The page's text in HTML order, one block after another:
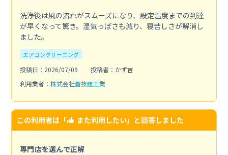
洗浄後は風の流れがスムーズになり、設定温度までの到達
が早くなって驚き。湿気っぽさも減り、寝苦しさが解消し
ました。
エアコンクリーニング
投稿日：2026/07/09
投稿者：かず吉
利用業者： 株式会社蒼技建工業
この利用者は「 また利用したい」と回答しました
専門店を選んで正解